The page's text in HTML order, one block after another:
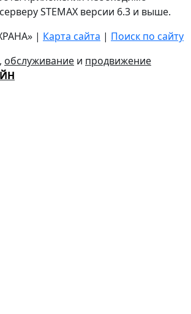
STEMAX версии 6.3 и выше.
| Карта сайта | Поиск по сайту
, обслуживание и продвижение